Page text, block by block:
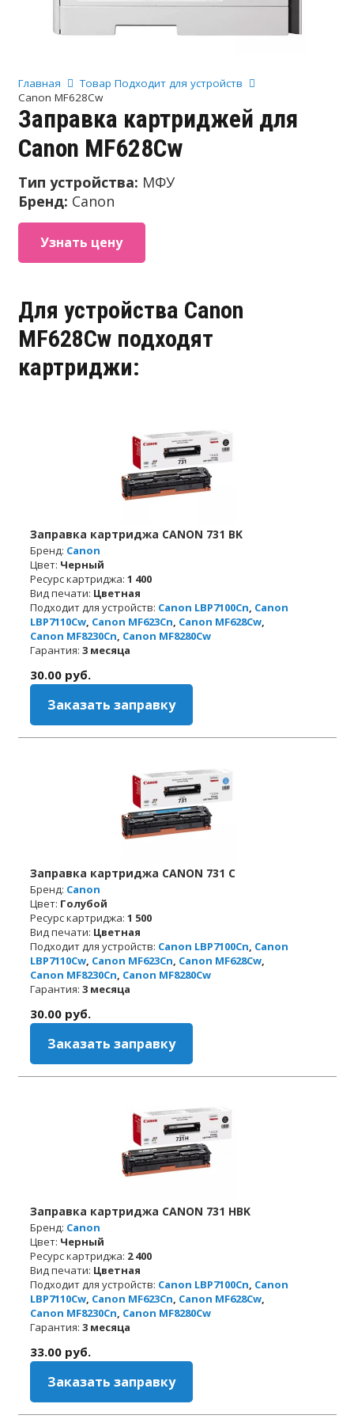
Главная
Товар Подходит для устройств
Canon MF628Cw
Заправка картриджей для
Canon MF628Cw
Тип устройства: МФУ
Бренд: Canon
Узнать цену
Для устройства Canon
MF628Cw подходят
картриджи:
Заправка картриджа CANON 731 BK
Бренд: Canon
Цвет: Черный
Ресурс картриджа: 1 400
Вид печати: Цветная
Подходит для устройств: Canon LBP7100Cn, Canon
LBP7110Cw, Canon MF623Cn, Canon MF628Cw,
Canon MF8230Cn, Canon MF8280Cw
Гарантия: 3 месяца
30.00 руб.
Заказать заправку
Заправка картриджа CANON 731 C
Бренд: Canon
Цвет: Голубой
Ресурс картриджа: 1 500
Вид печати: Цветная
Подходит для устройств: Canon LBP7100Cn, Canon
LBP7110Cw, Canon MF623Cn, Canon MF628Cw,
Canon MF8230Cn, Canon MF8280Cw
Гарантия: 3 месяца
30.00 руб.
Заказать заправку
Заправка картриджа CANON 731 HBK
Бренд: Canon
Цвет: Черный
Ресурс картриджа: 2 400
Вид печати: Цветная
Подходит для устройств: Canon LBP7100Cn, Canon
LBP7110Cw, Canon MF623Cn, Canon MF628Cw,
Canon MF8230Cn, Canon MF8280Cw
Гарантия: 3 месяца
33.00 руб.
Заказать заправку